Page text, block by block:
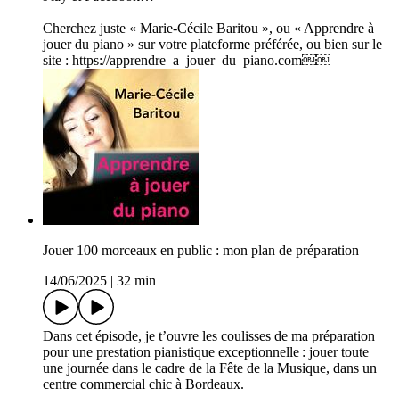
Cherchez juste « Marie-Cécile Baritou », ou « Apprendre à
jouer du piano » sur votre plateforme préférée, ou bien sur le
site : https://apprendre–a–jouer–du–piano.com￼￼
Jouer 100 morceaux en public : mon plan de préparation
14/06/2025
32 min
Dans cet épisode, je t’ouvre les coulisses de ma préparation
pour une prestation pianistique exceptionnelle : jouer toute
une journée dans le cadre de la Fête de la Musique, dans un
centre commercial chic à Bordeaux.